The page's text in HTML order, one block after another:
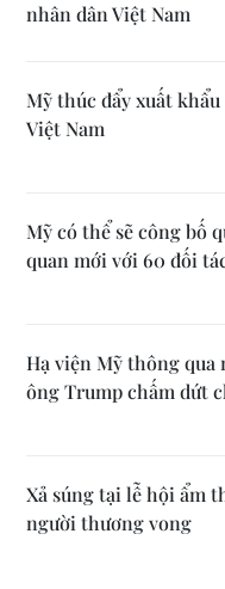
nhân dân Việt Nam
Mỹ thúc đẩy xuất
Việt Nam
Mỹ có thể sẽ công bố
quan mới với 60 đối
Hạ viện Mỹ thông qua
ông Trump chấm dứt
Xả súng tại lễ hội ẩm
người thương vong